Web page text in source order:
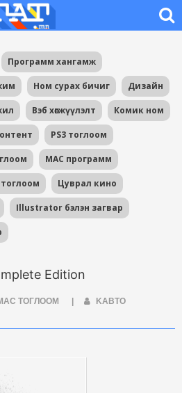
Программ хангамж
Ном сурах бичиг Дизайн
Вэб хөгжүүлэлт Комик ном
PS3 тоглоом
MAC программ
Цуврал кино
Illustrator бэлэн загвар
Edition
ТОГЛООМ KABTO